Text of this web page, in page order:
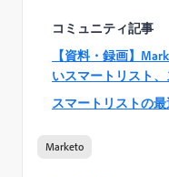
コミュニティ記事
【資料・録画】
いスマートリスト
スマートリストの
Marketo